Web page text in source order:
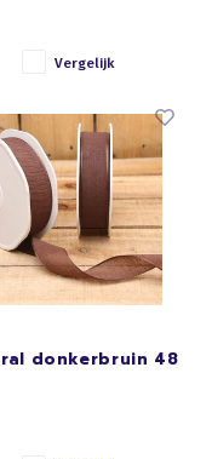
Vergelijk
donkerbruin 48